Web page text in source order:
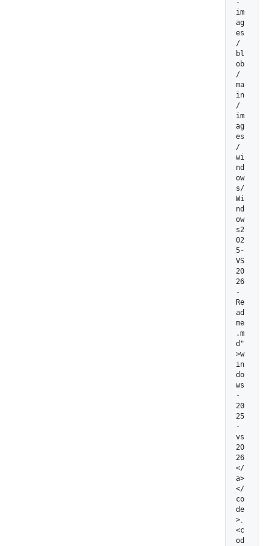
-
im
ag
es
/
bl
ob
/
ma
in
/
im
ag
es
/
wi
nd
ow
s/
Wi
nd
ow
s2
02
5-
VS
20
26
-
Re
ad
me
.m
d"
>w
in
do
ws
-
20
25
-
vs
20
26
</
a>
</
co
de
>、
<c
od